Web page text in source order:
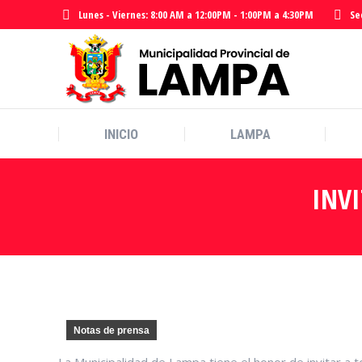
Lunes - Viernes: 8:00 AM a 12:00PM - 1:00PM a 4:30PM
INICIO LAMPA
Notas de prensa
INICIO LAMPA